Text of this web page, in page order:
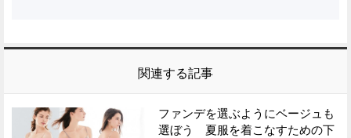
関連する記事
ファンデを選ぶようにベージュも
選ぼう 夏服を着こなすための下